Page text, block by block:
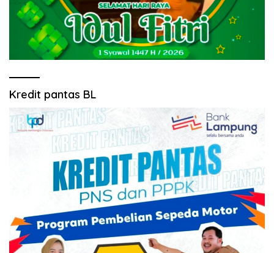
Kredit pantas BL